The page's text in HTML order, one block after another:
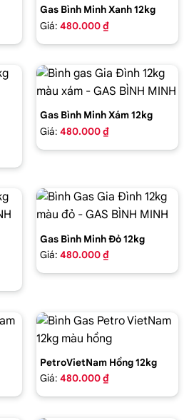
Gas Bình Minh Xanh 12kg
Giá: 480.000 ₫
Gas Bình Minh Xám 12kg
Giá: 480.000 ₫
Gas Bình Minh Đỏ 12kg
Giá: 480.000 ₫
PetroVietNam Hồng 12kg
Giá: 480.000 ₫